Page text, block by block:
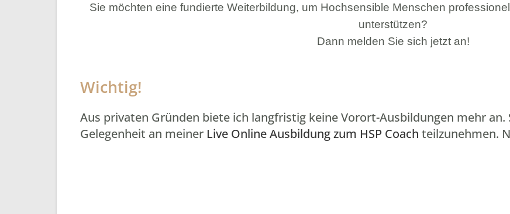
Sie möchten eine fundierte Weiterbildung, um Hochsensible Menschen
unterstützen?
Dann melden Sie sich jetzt an!
Wichtig!
Aus privaten Gründen biete ich langfristig keine Vorort-Ausbildungen mehr an.
Gelegenheit an meiner Live Online Ausbildung zum HSP Coach teilzunehmen.